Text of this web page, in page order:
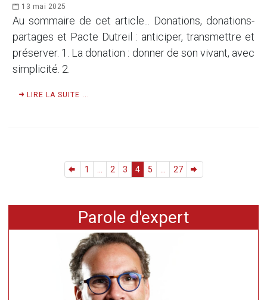
13 mai 2025
Au sommaire de cet article... Donations, donations-
partages et Pacte Dutreil : anticiper, transmettre et
préserver. 1. La donation : donner de son vivant, avec
simplicité. 2.
LIRE LA SUITE ...
1 2 3 4 5 27
Parole d'expert